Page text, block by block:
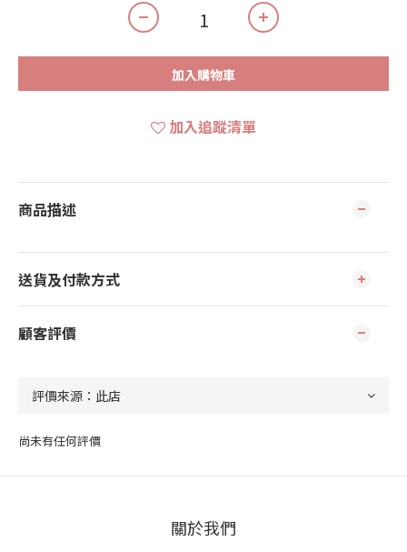
加入購物車
加入追蹤清單
商品描述
送貨及付款方式
顧客評價
尚未有任何評價
關於我們